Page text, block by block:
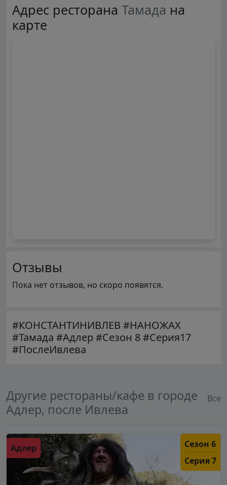
Адрес ресторана Тамада на
карте
Отзывы
Пока нет отзывов, но скоро появятся.
#КОНСТАНТИНИВЛЕВ #НАНОЖАХ
#Тамада #Адлер #Сезон 8 #Серия17
#ПослеИвлева
Все
Другие рестораны/кафе в городе
Адлер, после Ивлева
Адлер
Сезон 6
Серия 7